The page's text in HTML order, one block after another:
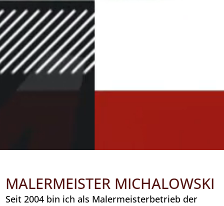
MALERMEISTER MICHALOWSKI
Seit 2004 bin ich als Malermeisterbetrieb der